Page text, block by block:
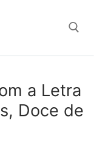
a Letra
Doce de